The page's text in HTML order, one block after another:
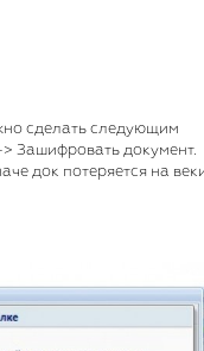
сделать следующим
Зашифровать документ.
док потеряется на